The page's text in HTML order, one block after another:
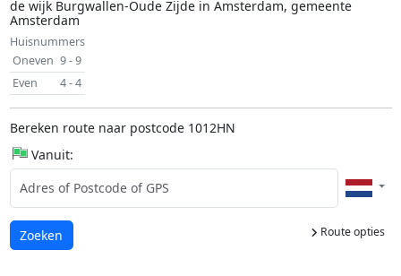
de wijk Burgwallen-Oude Zijde in Amsterdam, gemeente
Amsterdam
Huisnummers
Oneven 9 - 9
Even
4 - 4
Bereken route naar postcode 1012HN
Vanuit:
Route opties
Laden...
Zoeken